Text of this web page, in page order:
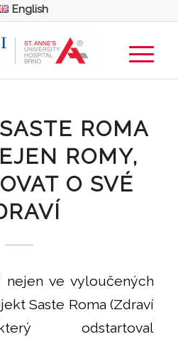
English
ROMA
ROMY,
O SVÉ
nejen ve vyloučených
Saste Roma (Zdraví
odstartoval